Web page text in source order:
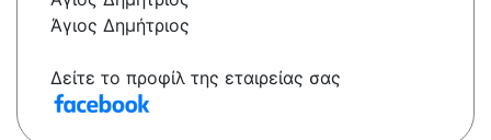
Άγιος Δημήτριος
Δείτε το προφίλ της εταιρείας σας